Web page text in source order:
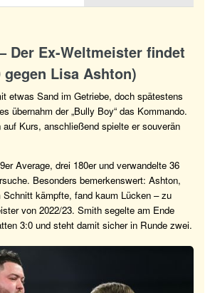
Der Ex-Weltmeister findet
Lisa Ashton)
etwas Sand im Getriebe, doch spätestens
übernahm der „Bully Boy“ das Kommando.
Kurs, anschließend spielte er souverän
Average, drei 180er und verwandelte 36
Besonders bemerkenswert: Ashton,
kämpfte, fand kaum Lücken – zu
von 2022/23. Smith segelte am Ende
3:0 und steht damit sicher in Runde zwei.